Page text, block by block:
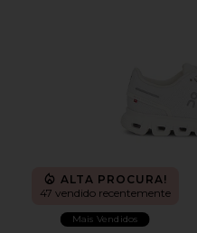
ALTA PROCURA!
47 vendido recentemente
Mais Vendidos